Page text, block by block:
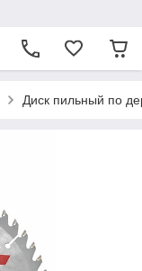
Диск пильный по